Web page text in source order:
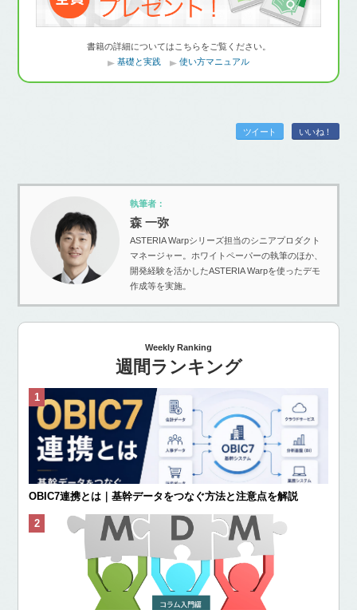
書籍の詳細についてはこちらをご覧ください。
基礎と実践
使い方マニュアル
ツイート いいね！
執筆者：
森 一弥
ASTERIA Warpシリーズ担当のシニアプロダクト
マネージャー。ホワイトペーパーの執筆のほか、
開発経験を活かしたASTERIA Warpを使ったデモ
作成等を実施。
Weekly Ranking
週間ランキング
OBIC7連携とは｜基幹データをつなぐ方法と注意点を解説